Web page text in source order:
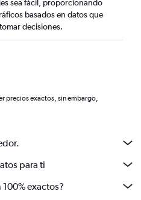
sea fácil, proporcionando
basados en datos que
decisiones.
precios exactos, sin embargo,
para ti
exactos?